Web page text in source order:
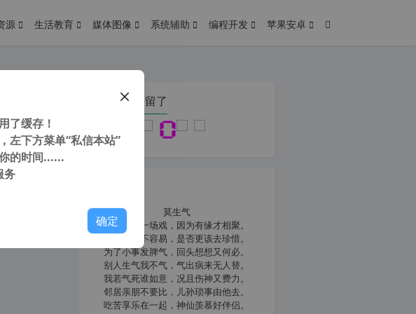
源 生活教育 媒体图像 系统辅助 编程开发 苹果安卓
并激活
间位于国
您在本页停留了
莫生气
人生就像一场戏，因为有缘才相聚。
相扶到老不容易，是否更该去珍惜。
为了小事发脾气，回头想想又何必。
别人生气我不气，气出病来无人替。
我若气死谁如意，况且伤神又费力。
邻居亲朋不要比，儿孙琐事由他去。
吃苦享乐在一起，神仙羡慕好伴侣。
了缓存！
左下方菜单“私信本站”
的时间......
务
确定